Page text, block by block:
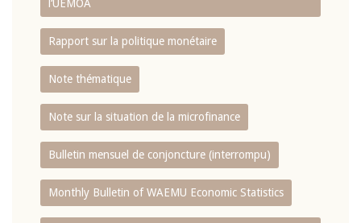
l‘UEMOA
Rapport sur la politique monétaire
Note thématique
Note sur la situation de la microfinance
Bulletin mensuel de conjoncture (interrompu)
Monthly Bulletin of WAEMU Economic Statistics